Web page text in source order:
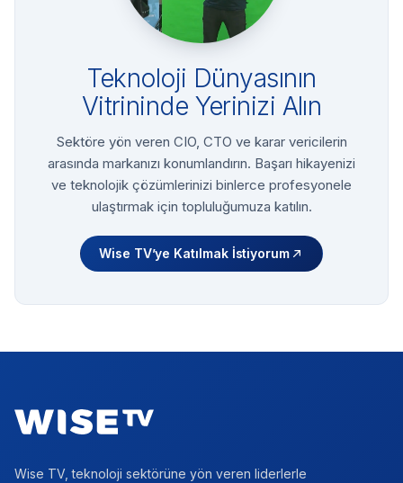
Teknoloji Dünyasının
Vitrininde Yerinizi Alın
Sektöre yön veren CIO, CTO ve karar vericilerin
arasında markanızı konumlandırın. Başarı hikayenizi
ve teknolojik çözümlerinizi binlerce profesyonele
ulaştırmak için topluluğumuza katılın.
Wise TV’ye Katılmak İstiyorum
Wise TV, teknoloji sektörüne yön veren liderlerle